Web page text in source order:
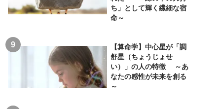
ち」として輝く繊細な宿
命～
【算命学】中心星が「調
舒星（ちょうじょせ
い）」の人の特徴 ～あ
なたの感性が未来を創る
～